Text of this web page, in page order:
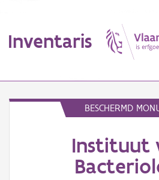
Inventaris
Aanduidingsobject
BESCHERMD
Instituut